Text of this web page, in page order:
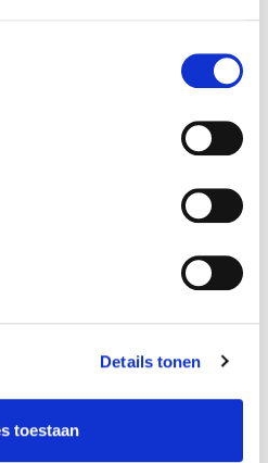
Details tonen
toestaan
ES90 in